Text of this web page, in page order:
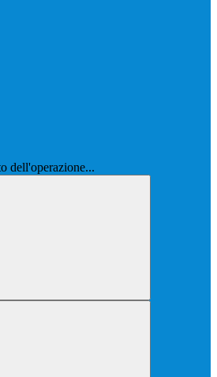
dell'operazione...